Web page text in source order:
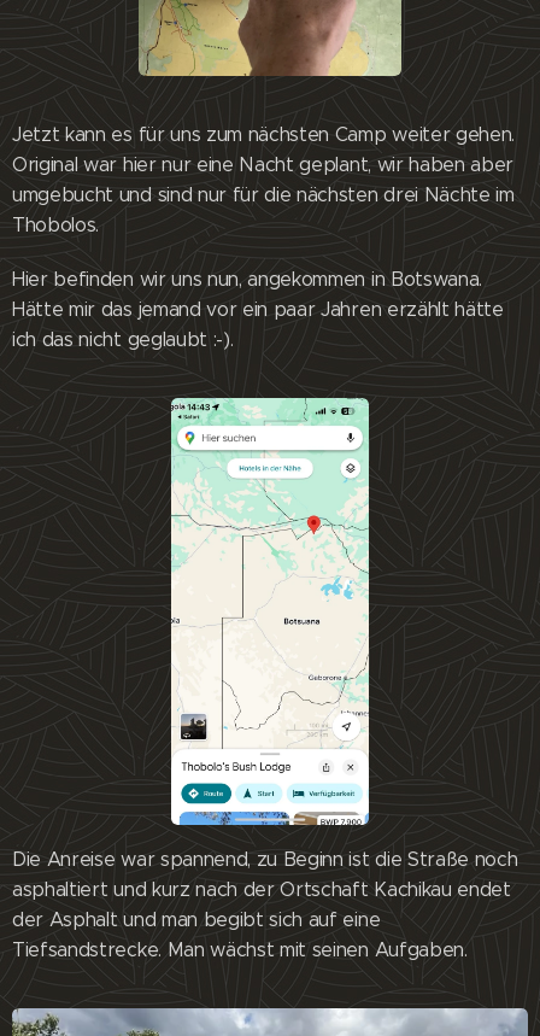
Jetzt kann es für uns zum nächsten Camp weiter gehen.
Original war hier nur eine Nacht geplant, wir haben aber
umgebucht und sind nur für die nächsten drei Nächte im
Thobolos.
Hier befinden wir uns nun, angekommen in Botswana.
Hätte mir das jemand vor ein paar Jahren erzählt hätte
ich das nicht geglaubt :-).
Die Anreise war spannend, zu Beginn ist die Straße noch
asphaltiert und kurz nach der Ortschaft Kachikau endet
der Asphalt und man begibt sich auf eine
Tiefsandstrecke. Man wächst mit seinen Aufgaben.